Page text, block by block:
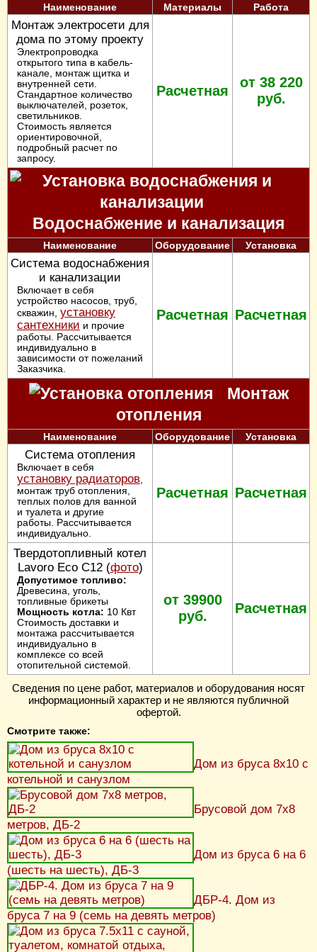
Наименование Материалы Работа
Монтаж электросети для
дома по этому проекту
Электропроводка
открытого типа в кабель-
канале, монтаж щитка и
внутренней сети.
Стандартное количество
выключателей, розеток,
светильников.
Стоимость является
ориентировочной,
подробный расчет по
запросу.
Расчетная
от 38 220
руб.
Водоснабжение и канализация
Наименование Оборудование Установка
Система водоснабжения
и канализации
Включает в себя
устройство насосов, труб,
скважин, установку
сантехники и прочие
работы. Рассчитывается
индивидуально в
зависимости от пожеланий
Заказчика.
Расчетная Расчетная
Монтаж
отопления
Наименование Оборудование Установка
Система отопления
Включает в себя
установку радиаторов
монтаж труб отопления,
теплых полов для ванной
и туалета и другие
работы. Рассчитывается
индивидуально.
Расчетная Расчетная
Твердотопливный котел
Lavoro Eco C12 (фото)
Допустимое топливо:
Древесина, уголь,
топливные брикеты
Мощность котла: 10 Квт
Стоимость доставки и
монтажа рассчитывается
индивидуально в
комплексе со всей
отопительной системой.
от 39900
руб.
Расчетная
Сведения по цене работ, материалов и оборудования носят
информационный характер и не являются публичной
офертой.
Смотрите также:
Дом из бруса 8х10 с
котельной и санузлом
Брусовой дом 7х8
метров, ДБ-2
Дом из бруса 6 на 6
(шесть на шесть), ДБ-3
ДБР-4. Дом из
бруса 7 на 9 (семь на девять метров)